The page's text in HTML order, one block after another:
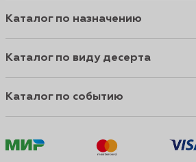
Каталог по назначению
Каталог по виду десерта
Каталог по событию